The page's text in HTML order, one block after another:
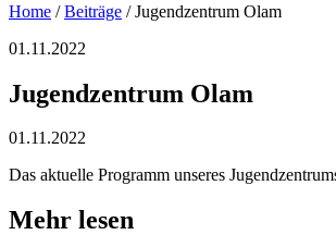
Home /Beiträge /Jugendzentrum Olam
01.11.2022
Jugendzentrum Olam
01.11.2022
Das aktuelle Programm unseres
Mehr lesen